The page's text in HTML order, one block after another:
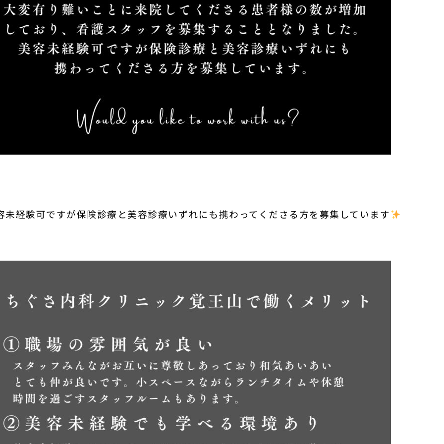
未経験可ですが保険診療と美容診療いずれにも携わってくださる方を募集しています